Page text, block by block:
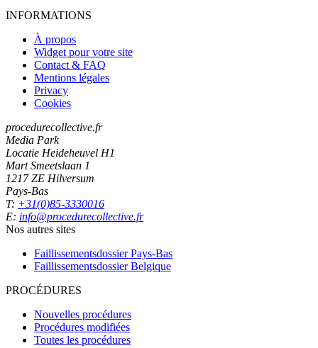
INFORMATIONS
À propos
Widget pour votre site
Contact & FAQ
Mentions légales
Privacy
Cookies
procedurecollective.fr
Media Park
Locatie Heideheuvel H1
Mart Smeetslaan 1
1217 ZE Hilversum
Pays-Bas
T: +31(0)85-3330016
E: info@procedurecollective.fr
Nos autres sites
Faillissementsdossier Pays-Bas
Faillissementsdossier Belgique
PROCÉDURES
Nouvelles procédures
Procédures modifiées
Toutes les procédures